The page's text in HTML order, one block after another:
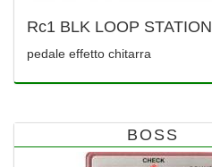
Rc1 BLK LOOP STATION
pedale effetto chitarra
BOSS